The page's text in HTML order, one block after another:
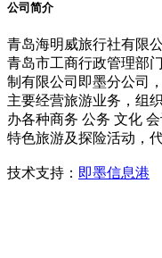
公司简介
青岛海明威旅行社有限
青岛市工商行政管理部
制有限公司即墨分公司
主要经营旅游业务，组
办各种商务 公务 文化
特色旅游及探险活动，
技术支持： 即墨信息港